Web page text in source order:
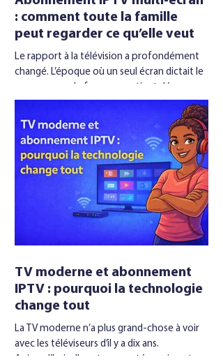
: comment toute la famille
peut regarder ce qu’elle veut
Le rapport à la télévision a profondément
changé. L’époque où un seul écran dictait le
au passé. Aujourd’hui, chacun possède ses
habitudes de consommation, ses séries, ses
compétitions sportives, ses envies de films
à la demande. Dans ce nouveau paysage, l’
abonnement IPTV s’est imposé comme une
solution capable d’absorber cette diversité
sans compliquer l’organisation familiale. Ce
succès ne tient pas uniquement au nombre
TV moderne et abonnement
IPTV : pourquoi la technologie
change tout
La TV moderne n’a plus grand-chose à voir
avec les téléviseurs d’il y a dix ans.